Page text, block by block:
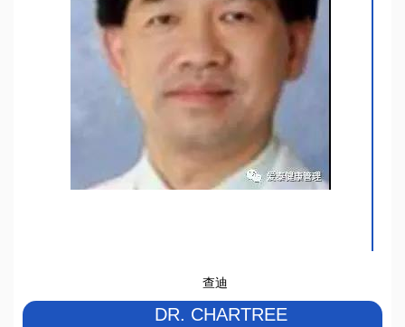
查迪
DR. CHARTREE